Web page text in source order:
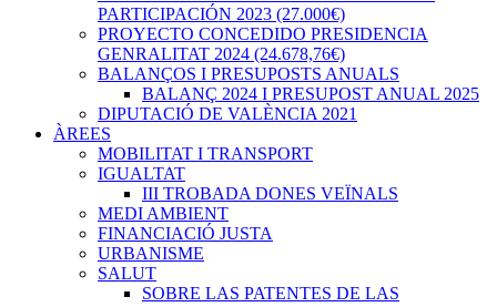
PARTICIPACIÓN 2023 (27.000€)
PROYECTO CONCEDIDO PRESIDENCIA
GENRALITAT 2024 (24.678,76€)
BALANÇOS I PRESUPOSTS ANUALS
BALANÇ 2024 I PRESUPOST ANUAL 2025
DIPUTACIÓ DE VALÈNCIA 2021
ÀREES
MOBILITAT I TRANSPORT
IGUALTAT
III TROBADA DONES VEÏNALS
MEDI AMBIENT
FINANCIACIÓ JUSTA
URBANISME
SALUT
SOBRE LAS PATENTES DE LAS